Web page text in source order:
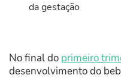
da gestação
No final do primeiro
desenvolvimento do